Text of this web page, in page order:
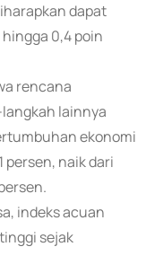
dapat
0,4 poin
rencana
lainnya
ekonomi
persen, naik dari
indeks acuan
sejak